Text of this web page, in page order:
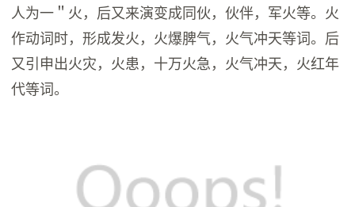
人为一＂火，后又来演变成同伙，伙伴，军火等。火
作动词时，形成发火，火爆脾气，火气冲天等词。后
又引申出火灾，火患，十万火急，火气冲天，火红年
代等词。